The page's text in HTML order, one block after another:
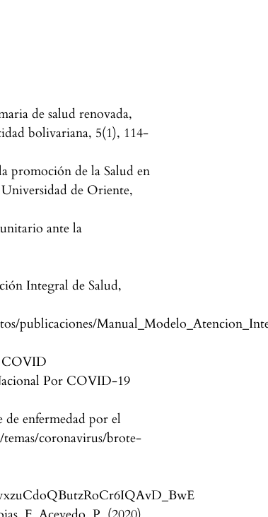
de salud renovada,
bolivariana, 5(1), 114-
promoción de la Salud en
de Oriente,
ante la
Integral de Salud,
publicaciones/
COVID
Por COVID-19
enfermedad por el
coronavirus/brote-